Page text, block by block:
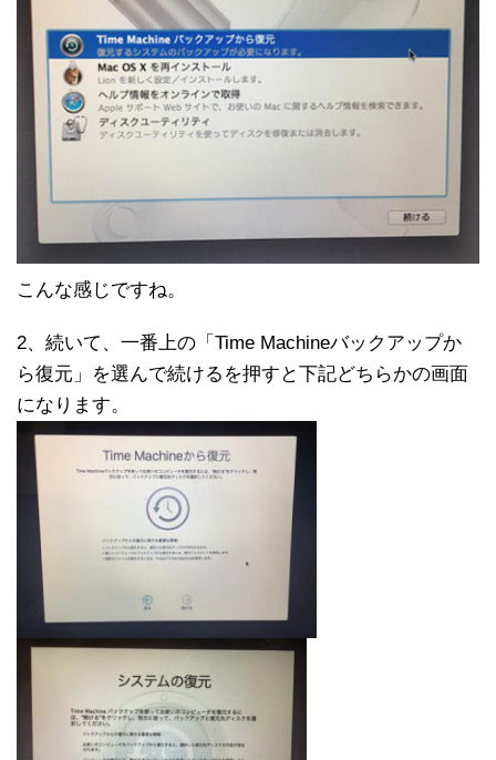
こんな感じですね。
2、続いて、一番上の「Time Machineバックアップか
ら復元」を選んで続けるを押すと下記どちらかの画面
になります。